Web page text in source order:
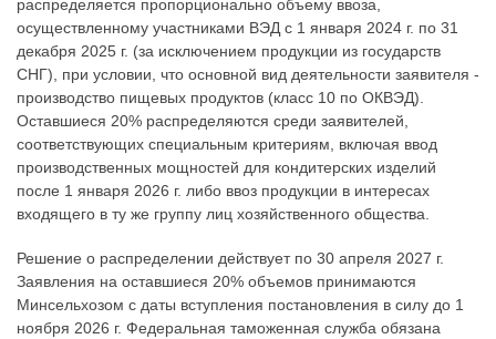
распределяется пропорционально объему ввоза,
осуществленному участниками ВЭД с 1 января 2024 г. по 31
декабря 2025 г. (за исключением продукции из государств
СНГ), при условии, что основной вид деятельности заявителя -
производство пищевых продуктов (класс 10 по ОКВЭД).
Оставшиеся 20% распределяются среди заявителей,
соответствующих специальным критериям, включая ввод
производственных мощностей для кондитерских изделий
после 1 января 2026 г. либо ввоз продукции в интересах
входящего в ту же группу лиц хозяйственного общества.
Решение о распределении действует по 30 апреля 2027 г.
Заявления на оставшиеся 20% объемов принимаются
Минсельхозом с даты вступления постановления в силу до 1
ноября 2026 г. Федеральная таможенная служба обязана